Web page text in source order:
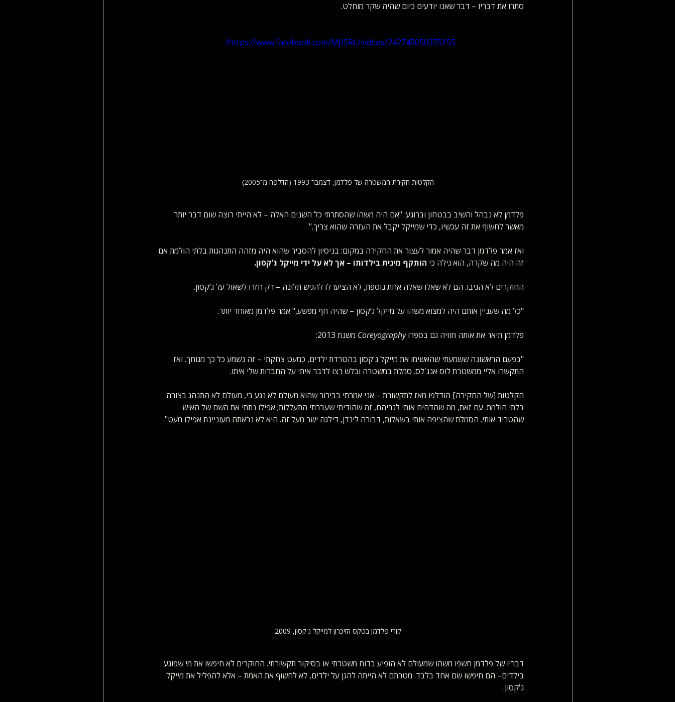
סתרו את דבריו – דבר שאנו יודעים כיום שהיה שקר מוחלט.
https://www.facebook.com/MJISRL/videos/242745050375155/
הקלטות חקירת המשטרה של פלדמן, דצמבר 1993 (הדלפה מ־2005)
פלדמן לא נבהל והשיב בבטחון וברוגע: "אם היה משהו שהסתרתי כל השנים האלה – לא הייתי רוצה שום דבר יותר
מאשר לחשוף את זה עכשיו, כדי שמייקל יקבל את העזרה שהוא צריך."
ואז אמר פלדמן דבר שהיה אמור לעצור את החקירה במקום: בניסיון להסביר שהוא היה מזהה התנהגות בלתי הולמת אם
זה היה מה שקרה, הוא גילה כי הותקף מינית בילדותו – אך לא על ידי מייקל ג’קסון.
החוקרים לא הגיבו. הם לא שאלו שאלה אחת נוספת, לא הציעו לו להגיש תלונה – רק חזרו לשאול על ג’קסון.
"כל מה שעניין אותם היה למצוא משהו על מייקל ג’קסון – שהיה חף מפשע," אמר פלדמן מאוחר יותר.
פלדמן תיאר את אותה חוויה גם בספרו Coreyography משנת 2013:
"בפעם הראשונה ששמעתי שהאשימו את מייקל ג'קסון בהטרדת ילדים, כמעט צחקתי – זה נשמע כל כך מגוחך. ואז
התקשרו אליי ממשטרת לוס אנג'לס. סמלת במשטרה ובלש רצו לדבר איתי על החברות שלי איתו.
הקלטות [של החקירה] הודלפו מאז לתקשורת – אני אמרתי בבירור שהוא מעולם לא נגע בי, מעולם לא התנהג בצורה
בלתי הולמת. עם זאת, מה שהדהים אותי לגביהם, זה שהודיתי שעברתי התעללות; אפילו נתתי את השם של האיש
שהטריד אותי. הסמלת שהציפה אותי בשאלות, דבורה לינדן, דילגה ישר מעל זה. היא לא נראתה מעוניינת אפילו מעט".
קורי פלדמן בטקס הזיכרון למייקל ג'קסון, 2009
דבריו של פלדמן חשפו משהו שמעולם לא הופיע בדוח משטרתי או בסיקור תקשורתי. החוקרים לא חיפשו את מי שפוגע
בילדים– הם חיפשו שם אחד בלבד. מטרתם לא הייתה להגן על ילדים, לא לחשוף את האמת – אלא להפליל את מייקל
ג'קסון.